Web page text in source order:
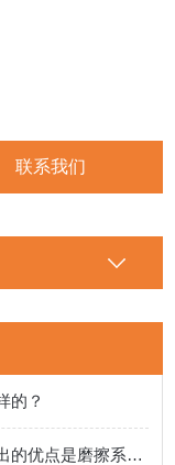
联系我们
的？
高水基盘根环由高质量苎麻纤维，突出的优点是磨擦系数极低，不磨轴，防腐蚀